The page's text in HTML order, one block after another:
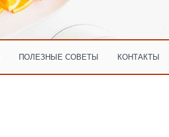
ПОЛЕЗНЫЕ СОВЕТЫ КОНТАКТЫ